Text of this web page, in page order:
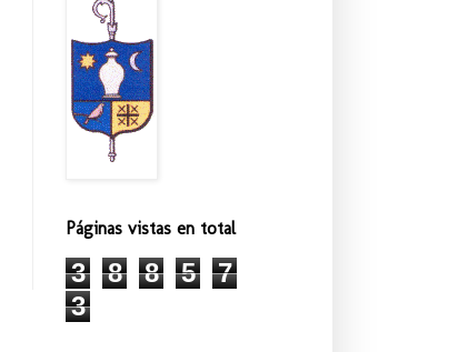
Páginas vistas en total
3 8 8 5
7
3